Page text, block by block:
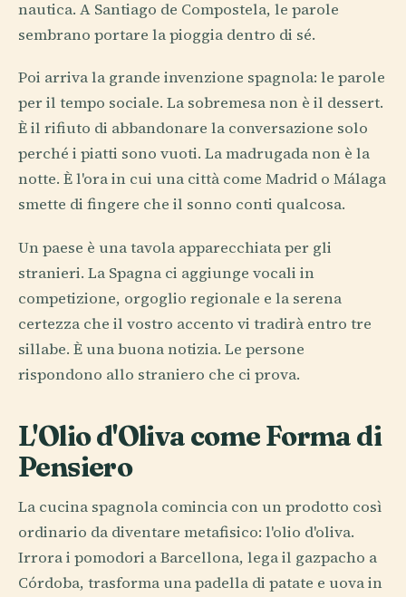
nautica. A Santiago de Compostela, le parole
sembrano portare la pioggia dentro di sé.
Poi arriva la grande invenzione spagnola: le parole
per il tempo sociale. La sobremesa non è il dessert.
È il rifiuto di abbandonare la conversazione solo
perché i piatti sono vuoti. La madrugada non è la
notte. È l'ora in cui una città come Madrid o Málaga
smette di fingere che il sonno conti qualcosa.
Un paese è una tavola apparecchiata per gli
stranieri. La Spagna ci aggiunge vocali in
competizione, orgoglio regionale e la serena
certezza che il vostro accento vi tradirà entro tre
sillabe. È una buona notizia. Le persone
rispondono allo straniero che ci prova.
L'Olio d'Oliva come Forma di
Pensiero
La cucina spagnola comincia con un prodotto così
ordinario da diventare metafisico: l'olio d'oliva.
Irrora i pomodori a Barcellona, lega il gazpacho a
Córdoba, trasforma una padella di patate e uova in